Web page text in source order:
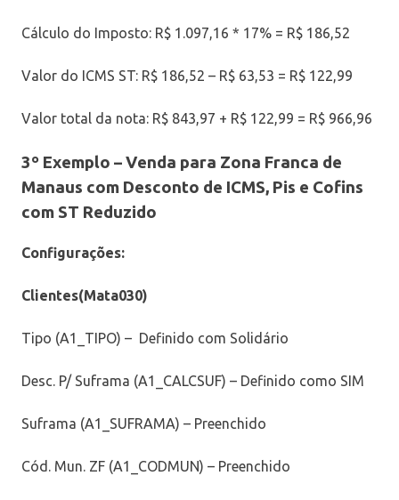
Cálculo do Imposto: R$ 1.097,16 * 17% = R$ 186,52
Valor do ICMS ST: R$ 186,52 – R$ 63,53 = R$ 122,99
Valor total da nota: R$ 843,97 + R$ 122,99 = R$ 966,96
3º Exemplo –Venda para Zona Franca de
Manaus com Desconto de ICMS, Pis e Cofins
com ST Reduzido
Configurações:
Clientes(Mata030)
Tipo (A1_TIPO) – Definido com Solidário
Desc. P/ Suframa (A1_CALCSUF) – Definido como SIM
Suframa (A1_SUFRAMA) – Preenchido
Cód. Mun. ZF (A1_CODMUN) – Preenchido